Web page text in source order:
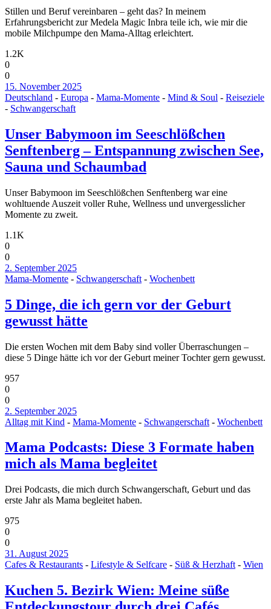
Stillen und Beruf vereinbaren – geht das? In meinem
Erfahrungsbericht zur Medela Magic Inbra teile ich, wie mir die
mobile Milchpumpe den Mama-Alltag erleichtert.
1.2K
0
0
15. November 2025
Deutschland - Europa - Mama-Momente - Mind & Soul - Reiseziele
- Schwangerschaft
Unser Babymoon im Seeschlößchen
Senftenberg – Entspannung zwischen See,
Sauna und Schaumbad
Unser Babymoon im Seeschlößchen Senftenberg war eine
wohltuende Auszeit voller Ruhe, Wellness und unvergesslicher
Momente zu zweit.
1.1K
0
0
2. September 2025
Mama-Momente - Schwangerschaft - Wochenbett
5 Dinge, die ich gern vor der Geburt
gewusst hätte
Die ersten Wochen mit dem Baby sind voller Überraschungen –
diese 5 Dinge hätte ich vor der Geburt meiner Tochter gern gewusst.
957
0
0
2. September 2025
Alltag mit Kind - Mama-Momente - Schwangerschaft - Wochenbett
Mama Podcasts: Diese 3 Formate haben
mich als Mama begleitet
Drei Podcasts, die mich durch Schwangerschaft, Geburt und das
erste Jahr als Mama begleitet haben.
975
0
0
31. August 2025
Cafes & Restaurants - Lifestyle & Selfcare - Süß & Herzhaft - Wien
Kuchen 5. Bezirk Wien: Meine süße